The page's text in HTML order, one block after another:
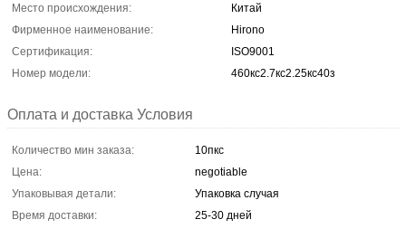
Место происхождения:
Китай
Фирменное наименование:
Hirono
Сертификация:
ISO9001
Номер модели:
460кс2.7кс2.25кс40з
Оплата и доставка Условия
Количество мин заказа:
10пкс
Цена:
negotiable
Упаковывая детали:
Упаковка случая
Время доставки:
25-30 дней